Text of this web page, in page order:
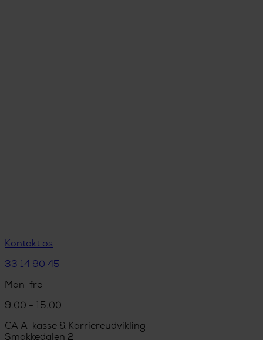
Kontakt os
33 14 90 45
Man-fre
9.00 - 15.00
CA A-kasse & Karriereudvikling